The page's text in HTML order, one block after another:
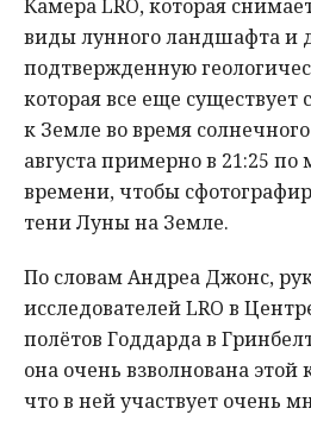
Камера LRO, которая
виды лунного ландшафта и
подтвержденную
которая все еще существует
к Земле во время
августа примерно в 21:25 по
времени, чтобы
тени Луны на Земле.
По словам Андреа Джонс,
исследователей LRO в
полётов Годдарда в
она очень взволнована
что в ней участвует очень